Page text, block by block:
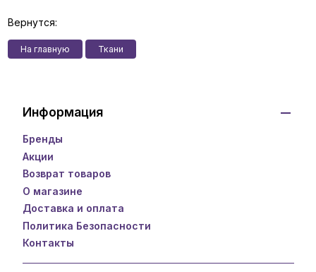
Вернутся:
На главную Ткани
Информация
Бренды
Акции
Возврат товаров
О магазине
Доставка и оплата
Политика Безопасности
Контакты